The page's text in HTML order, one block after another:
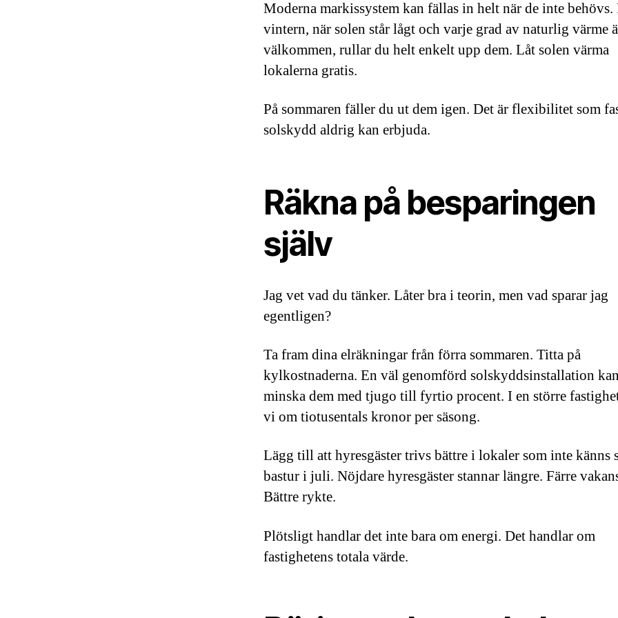
Moderna markissystem kan fällas in helt när de inte behövs.
vintern, när solen står lågt och varje grad av naturlig värme
välkommen, rullar du helt enkelt upp dem. Låt solen värma
lokalerna gratis.
På sommaren fäller du ut dem igen. Det är flexibilitet som
solskydd aldrig kan erbjuda.
Räkna på besparingen
själv
Jag vet vad du tänker. Låter bra i teorin, men vad sparar jag
egentligen?
Ta fram dina elräkningar från förra sommaren. Titta på
kylkostnaderna. En väl genomförd solskyddsinstallation kan
minska dem med tjugo till fyrtio procent. I en större
vi om tiotusentals kronor per säsong.
Lägg till att hyresgäster trivs bättre i lokaler som inte känns
bastur i juli. Nöjdare hyresgäster stannar längre. Färre
Bättre rykte.
Plötsligt handlar det inte bara om energi. Det handlar om
fastighetens totala värde.